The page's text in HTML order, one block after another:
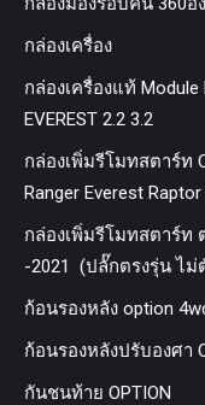
กล่องเครื่อง
กล่องเครื่องแท้ Module
EVEREST 2.2 3.2
กล่องเพิ่มรีโมทสตาร์ท
Ranger Everest
กล่องเพิ่มรีโมทสตาร์ท
-2021 (ปลั๊กตรงรุ่น ไ
ก้อนรองหลัง option
ก้อนรองหลังปรับองศา
กันชนท้าย OPTION